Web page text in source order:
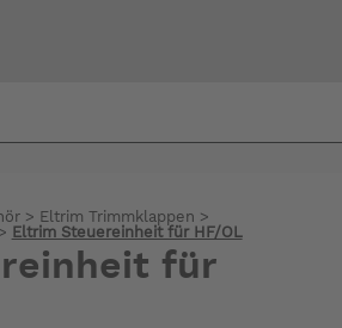
> Eltrim Trimmklappen >
> Eltrim Steuereinheit für HF/OL
für